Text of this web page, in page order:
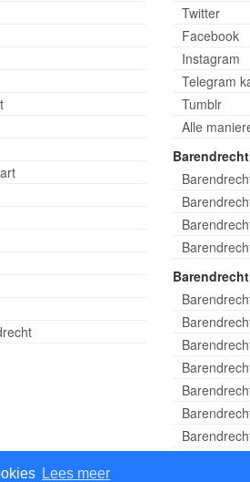
Lees meer
Twitter
Facebook
Instagram
Telegram
Tumblr
Alle